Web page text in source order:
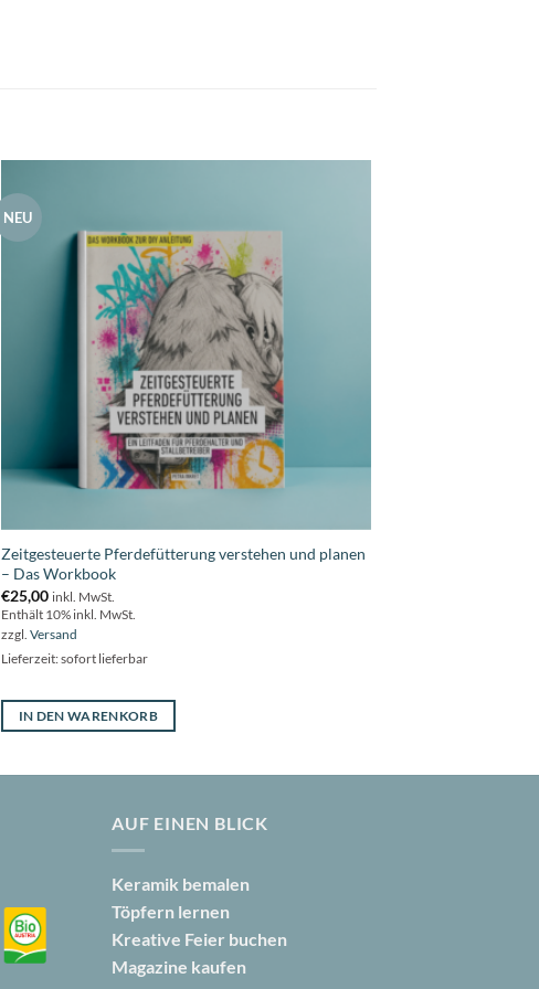
NEU
Zeitgesteuerte Pferdefütterung verstehen und planen
– Das Workbook
€25,00 inkl. MwSt.
Enthält 10% inkl. MwSt.
zzgl. Versand
Lieferzeit: sofort lieferbar
IN DEN WARENKORB
AUF EINEN BLICK
Keramik bemalen
Töpfern lernen
Kreative Feier buchen
Magazine kaufen